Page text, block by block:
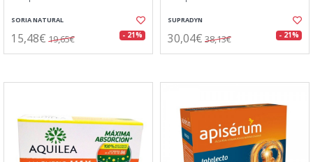
SORIA NATURAL
15,48€ 19,65€ - 21%
SUPRADYN
30,04€ 38,13€ - 21%